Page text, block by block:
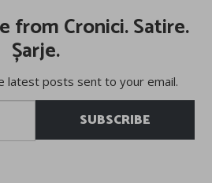
from Cronici. Satire.
Șarje.
latest posts sent to your email.
SUBSCRIBE